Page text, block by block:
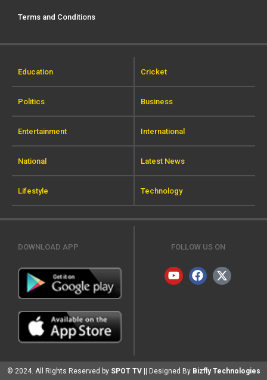
Terms and Conditions
Education Cricket
Politics Business
Entertainment International
National Latest News
Lifestyle Technology
DOWNLOAD APP FOLLOW US ON
© 2024. All Rights Reserved by SPOT TV || Designed By Bizfly Technologies